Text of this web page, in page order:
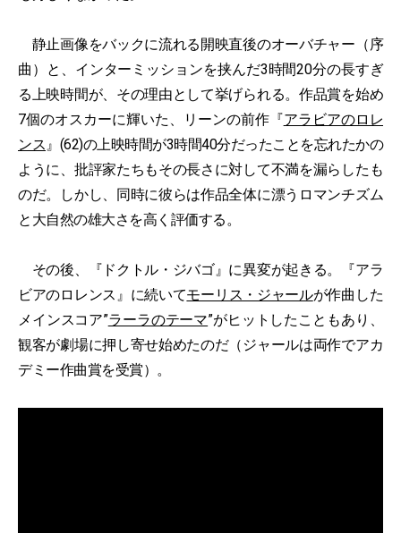
静止画像をバックに流れる開映直後のオーバチャー（序
曲）と、インターミッションを挟んだ3時間20分の長すぎ
る上映時間が、その理由として挙げられる。作品賞を始め
7個のオスカーに輝いた、リーンの前作『アラビアのロレ
ンス』(62)の上映時間が3時間40分だったことを忘れたかの
ように、批評家たちもその長さに対して不満を漏らしたも
のだ。しかし、同時に彼らは作品全体に漂うロマンチズム
と大自然の雄大さを高く評価する。
その後、『ドクトル・ジバゴ』に異変が起きる。『アラ
ビアのロレンス』に続いてモーリス・ジャールが作曲した
メインスコア”ラーラのテーマ”がヒットしたこともあり、
観客が劇場に押し寄せ始めたのだ（ジャールは両作でアカ
デミー作曲賞を受賞）。